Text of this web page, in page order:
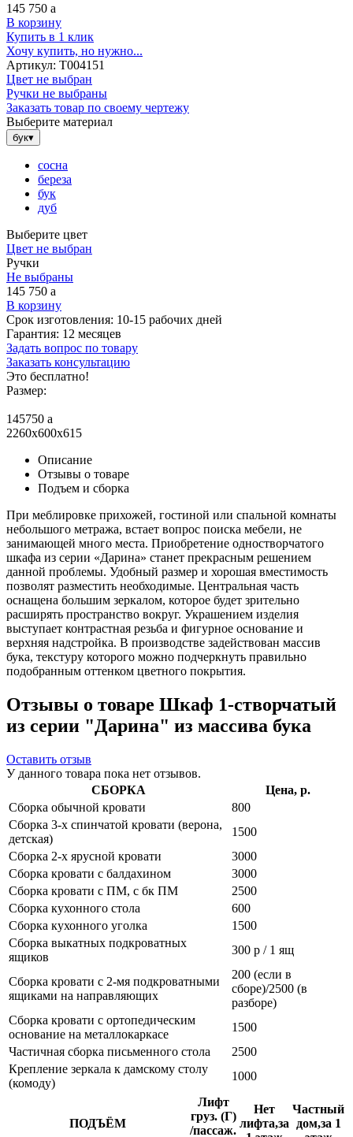
145 750 a
В корзину
Купить в 1 клик
Хочу купить, но нужно...
Артикул: Т004151
Цвет не выбран
Ручки не выбраны
Заказать товар по своему чертежу
Выберите материал
бук▾
сосна
береза
бук
дуб
Выберите цвет
Цвет не выбран
Ручки
Не выбраны
145 750 a
В корзину
Срок изготовления: 10-15 рабочих дней
Гарантия: 12 месяцев
Задать вопрос по товару
Заказать консультацию
Это бесплатно!
Размер:
145750 a
2260x600x615
Описание
Отзывы о товаре
Подъем и сборка
При меблировке прихожей, гостиной или спальной комнаты
небольшого метража, встает вопрос поиска мебели, не
занимающей много места. Приобретение одностворчатого
шкафа из серии «Дарина» станет прекрасным решением
данной проблемы. Удобный размер и хорошая вместимость
позволят разместить необходимые. Центральная часть
оснащена большим зеркалом, которое будет зрительно
расширять пространство вокруг. Украшением изделия
выступает контрастная резьба и фигурное основание и
верхняя надстройка. В производстве задействован массив
бука, текстуру которого можно подчеркнуть правильно
подобранным оттенком цветного покрытия.
Отзывы о товаре Шкаф 1-створчатый
из серии "Дарина" из массива бука
Оставить отзыв
У данного товара пока нет отзывов.
СБОРКА
Цена, р.
Сборка обычной кровати
800
Сборка 3-х спинчатой кровати (верона,
детская)
1500
Сборка 2-х ярусной кровати
3000
Сборка кровати с балдахином
3000
Сборка кровати с ПМ, с бк ПМ
2500
Сборка кухонного стола
600
Сборка кухонного уголка
1500
Сборка выкатных подкроватных
ящиков
300 р / 1 ящ
Сборка кровати с 2-мя подкроватными
ящиками на направляющих
200 (если в
сборе)/2500 (в
разборе)
Сборка кровати с ортопедическим
основание на металлокаркасе
1500
Частичная сборка письменного стола
2500
Крепление зеркала к дамскому столу
(комоду)
1000
ПОДЪЁМ
Лифт
груз. (Г)
/пассаж.
Нет
лифта,за
Частный
дом,за 1